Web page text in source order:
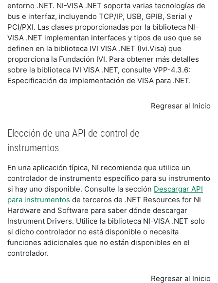
entorno .NET. NI-VISA .NET soporta varias tecnologías de
bus e interfaz, incluyendo TCP/IP, USB, GPIB, Serial y
PCI/PXI. Las clases proporcionadas por la biblioteca NI-
VISA .NET implementan interfaces y tipos de uso que se
definen en la biblioteca IVI VISA .NET (Ivi.Visa) que
proporciona la Fundación IVI. Para obtener más detalles
sobre la biblioteca IVI VISA .NET, consulte VPP-4.3.6:
Especificación de implementación de VISA para .NET.
Regresar al Inicio
Elección de una API de control de
instrumentos
En una aplicación típica, NI recomienda que utilice un
controlador de instrumento específico para su instrumento
si hay uno disponible. Consulte la sección Descargar API
para instrumentos de terceros de .NET Resources for NI
Hardware and Software para saber dónde descargar
Instrument Drivers. Utilice la biblioteca NI-VISA .NET solo
si dicho controlador no está disponible o necesita
funciones adicionales que no están disponibles en el
controlador.
Regresar al Inicio